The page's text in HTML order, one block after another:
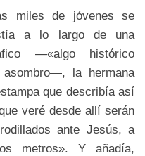
miles de jóvenes se
a lo largo de una
—«algo histórico
la hermana
que describía así
veré desde allí serán
ante Jesús, a
metros». Y añadía,